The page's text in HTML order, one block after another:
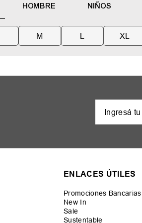
HOMBRE NIÑOS
M L XL
ENLACES ÚTILES
Promociones Bancarias
New In
Sale
Sustentable